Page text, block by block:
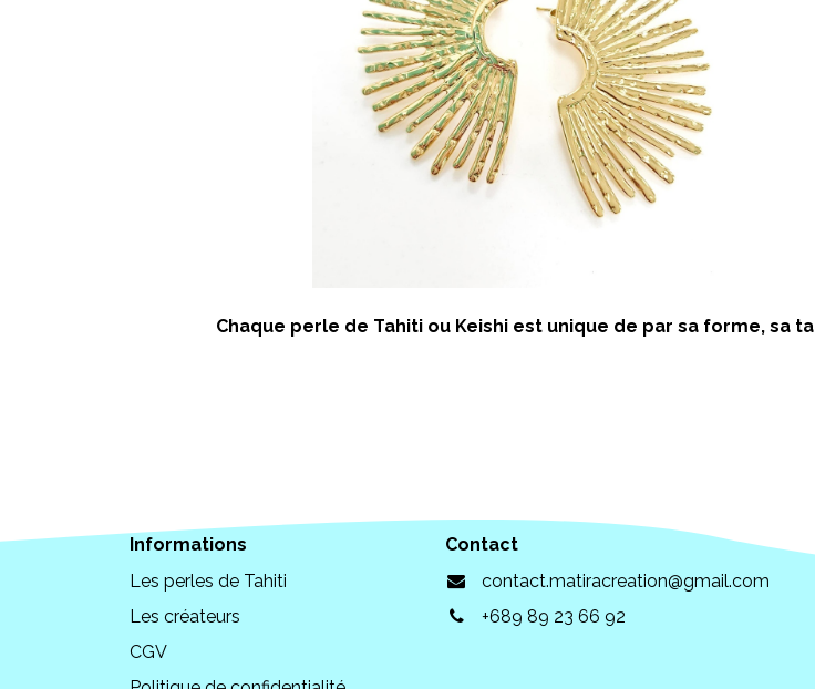
Chaque perle de Tahiti ou Keishi est unique de par sa forme, sa
Informations
Les perles de Tahiti
Les créateurs
CGV
Contact
contact.matiracreation@gmail.com
+689 89 23 66 92